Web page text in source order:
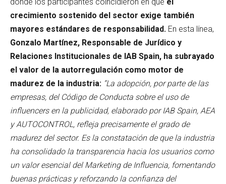
crecimiento sostenido del sector exige también
mayores estándares de responsabilidad. En esta línea,
Gonzalo Martínez, Responsable de Jurídico y
Relaciones Institucionales de IAB Spain, ha subrayado
el valor de la autorregulación como motor de
madurez de la industria: “La adopción, por parte de las
empresas, del Código de Conducta sobre el uso de
influencers en la publicidad, elaborado por IAB Spain, AEA
y AUTOCONTROL, refleja precisamente el grado de
madurez del sector. Es la constatación de que la industria
ha consolidado la transparencia hacia los usuarios como
un valor esencial del Marketing de Influencia, fomentando
buenas prácticas y reforzando la confianza del